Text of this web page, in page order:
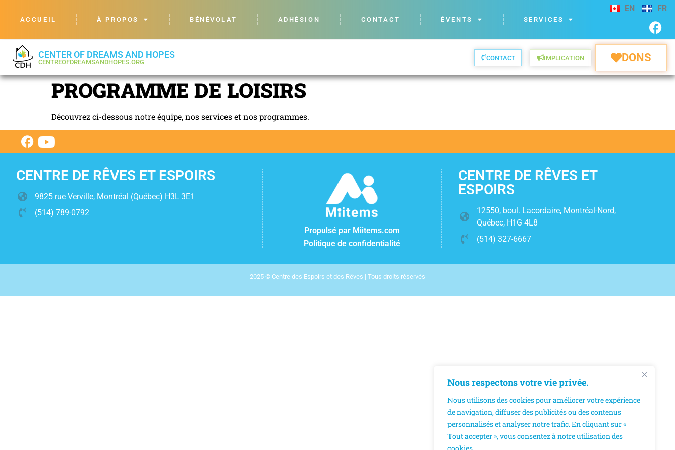
Nous respectons votre vie privée.
Nous utilisons des cookies pour améliorer votre expérience
de navigation, diffuser des publicités ou des contenus
personnalisés et analyser notre trafic. En cliquant sur «
Tout accepter », vous consentez à notre utilisation des
ACCUEIL À PROPOS BÉNÉVOLAT ADHÉSION CONTACT ÉVENTS SERVICES
EN FR
CENTER OF DREAMS AND HOPES
CENTREOFDREAMSANDHOPES.ORG
CONTACT IMPLICATION DONS
PROGRAMME DE LOISIRS
Découvrez ci-dessous notre équipe, nos services et nos programmes.
CENTRE DE RÊVES ET ESPOIRS
9825 rue Verville, Montréal (Québec) H3L 3E1
(514) 789-0792
Propulsé par Miitems.com
Politique de confidentialité
CENTRE DE RÊVES ET
ESPOIRS
12550, boul. Lacordaire, Montréal-Nord,
Québec, H1G 4L8
(514) 327-6667
2025 © Centre des Espoirs et des Rêves | Tous droits réservés